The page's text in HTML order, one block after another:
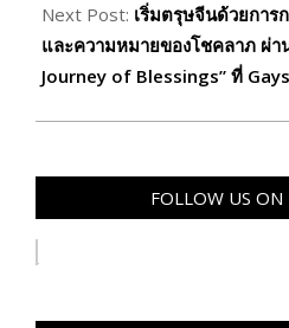
Next Post: เริ่มตรุษจีนด้วยกา
และความหมายของโชคลาภ ผ่า
Journey of Blessings” ที่
FOLLOW US ON